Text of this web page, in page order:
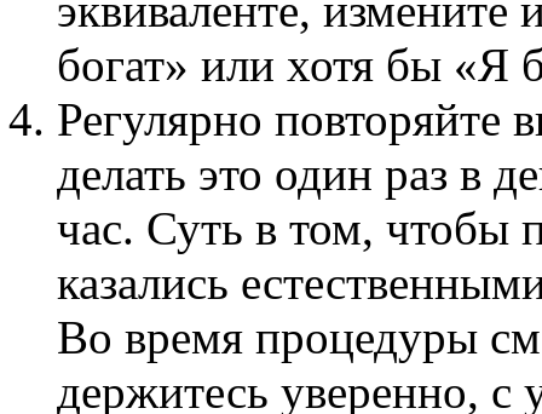
богат» или хотя бы «Я
Регулярно повторяйте
делать это один раз в
час. Суть в том, чтобы
казались
Во время процедуры
держитесь уверенно, с